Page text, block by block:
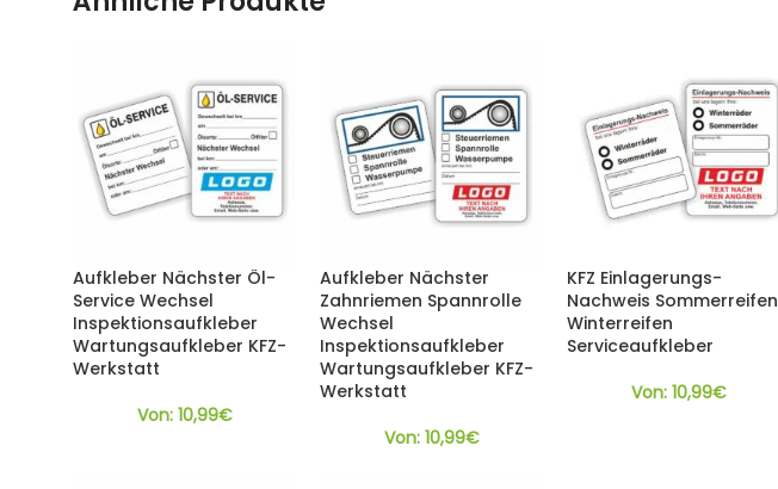
Aufkleber Nächster Öl-
Service Wechsel
Inspektionsaufkleber
Wartungsaufkleber KFZ-
Werkstatt
Von: 10,99€
Aufkleber Nächster
Zahnriemen Spannrolle
Wechsel
Inspektionsaufkleber
Wartungsaufkleber KFZ-
Werkstatt
Von: 10,99€
KFZ Einlagerungs-
Nachweis Sommerreifen
Winterreifen
Serviceaufkleber
Von: 10,99€